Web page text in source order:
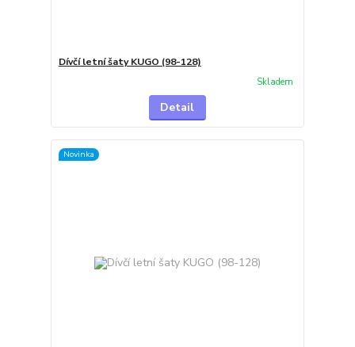
Dívčí letní šaty KUGO (98-128)
Skladem
Detail
Novinka